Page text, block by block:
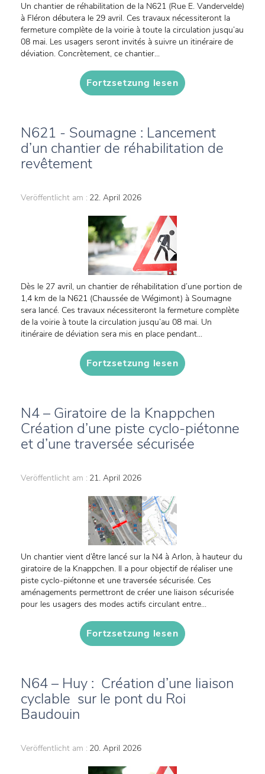
Un chantier de réhabilitation de la N621 (Rue E. Vandervelde)
à Fléron débutera le 29 avril. Ces travaux nécessiteront la
fermeture complète de la voirie à toute la circulation jusqu’au
08 mai. Les usagers seront invités à suivre un itinéraire de
déviation. Concrètement, ce chantier...
Fortzsetzung lesen
N621 - Soumagne : Lancement
d’un chantier de réhabilitation de
revêtement
Veröffentlicht am : 22. April 2026
Dès le 27 avril, un chantier de réhabilitation d’une portion de
1,4 km de la N621 (Chaussée de Wégimont) à Soumagne
sera lancé. Ces travaux nécessiteront la fermeture complète
de la voirie à toute la circulation jusqu’au 08 mai. Un
itinéraire de déviation sera mis en place pendant...
Fortzsetzung lesen
N4 – Giratoire de la Knappchen
Création d’une piste cyclo-piétonne
et d’une traversée sécurisée
Veröffentlicht am : 21. April 2026
Un chantier vient d’être lancé sur la N4 à Arlon, à hauteur du
giratoire de la Knappchen. Il a pour objectif de réaliser une
piste cyclo-piétonne et une traversée sécurisée. Ces
aménagements permettront de créer une liaison sécurisée
pour les usagers des modes actifs circulant entre...
Fortzsetzung lesen
N64 – Huy : Création d’une liaison
cyclable sur le pont du Roi
Baudouin
Veröffentlicht am : 20. April 2026